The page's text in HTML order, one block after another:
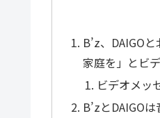
B’z、DAIGO
家庭を」とビ
ビデオメッ
B’zとDAIGO